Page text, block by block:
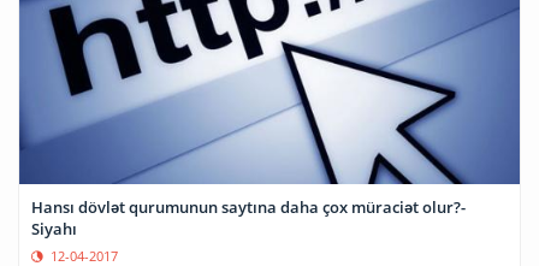
Hansı dövlət qurumunun saytına daha çox müraciət olur?-
Siyahı
12-04-2017